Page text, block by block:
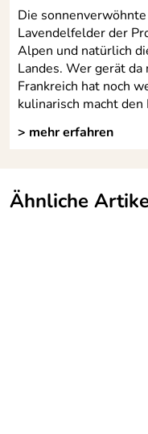
Die
Lavendelfelder der
Alpen und natürlich
Landes. Wer gerät da
Frankreich hat noch
kulinarisch macht
> mehr erfahren
Ähnliche